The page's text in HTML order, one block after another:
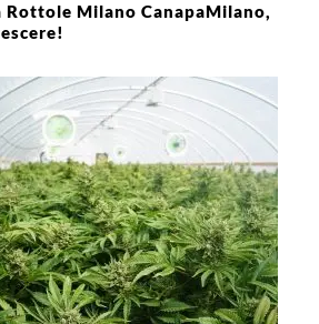
Rottole Milano CanapaMilano,